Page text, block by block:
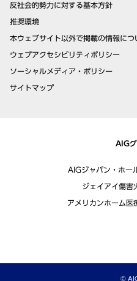
反社会的勢力に対する基本方針
推奨環境
本ウェブサイト以外で掲載の情報につ
ウェブアクセシビリティポリシー
ソーシャルメディア・ポリシー
サイトマップ
AIG
AIGジャパン・ホー
ジェイアイ傷害
アメリカンホーム医
©